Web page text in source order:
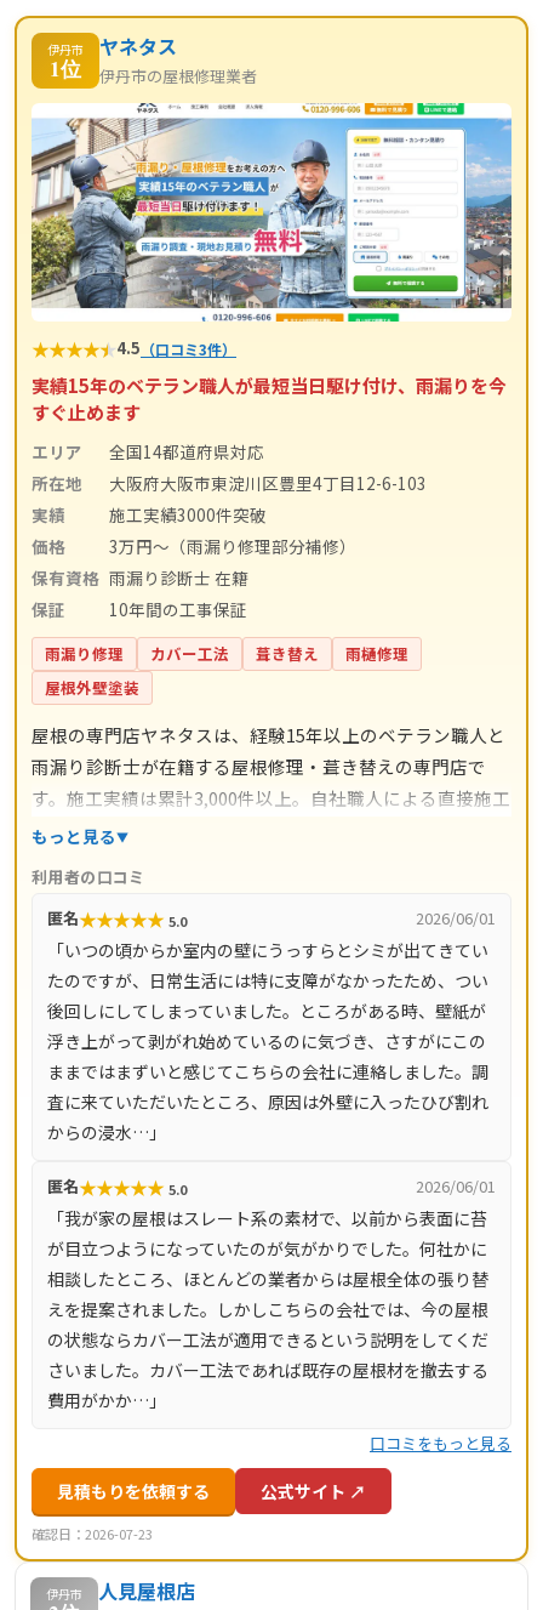
伊丹市
1位
ヤネタス
伊丹市の屋根修理業者
★★★★★4.5 （口コミ3件）
実績15年のベテラン職人が最短当日駆け付け、雨漏りを今
すぐ止めます
エリア
全国14都道府県対応
所在地
大阪府大阪市東淀川区豊里4丁目12-6-103
実績
施工実績3000件突破
価格
3万円〜（雨漏り修理部分補修）
保有資格 雨漏り診断士 在籍
保証
10年間の工事保証
雨漏り修理 カバー工法 葺き替え
雨樋修理
屋根外壁塗装
屋根の専門店ヤネタスは、経験15年以上のベテラン職人と
雨漏り診断士が在籍する屋根修理・葺き替えの専門店で
す。施工実績は累計3,000件以上。自社職人による直接施工
で中間マージンを省き、瓦交換2,000円〜/枚、屋根カバー
金目安を明示しています。工事には10年間の保証が付き、
現地調査・お見積り・ドローン調査・出張費はすべて無
料。電話受付は8時〜18時、LINE・メールなら24時間相談
でき、最短即日で駆けつけます。大阪府をはじめ、兵庫
県・京都府・奈良県・滋賀県など全国14都道府県に対応し
ています。
もっと見る
利用者の口コミ
匿名★★★★★ 5.0 2026/06/01
「いつの頃からか室内の壁にうっすらとシミが出てきてい
たのですが、日常生活には特に支障がなかったため、つい
後回しにしてしまっていました。ところがある時、壁紙が
浮き上がって剥がれ始めているのに気づき、さすがにこの
ままではまずいと感じてこちらの会社に連絡しました。調
査に来ていただいたところ、原因は外壁に入ったひび割れ
からの浸水…」
匿名★★★★★ 5.0 2026/06/01
「我が家の屋根はスレート系の素材で、以前から表面に苔
が目立つようになっていたのが気がかりでした。何社かに
相談したところ、ほとんどの業者からは屋根全体の張り替
えを提案されました。しかしこちらの会社では、今の屋根
の状態ならカバー工法が適用できるという説明をしてくだ
さいました。カバー工法であれば既存の屋根材を撤去する
費用がかか…」
口コミをもっと見る
見積もりを依頼する 公式サイト ↗
確認日：2026-07-23
伊丹市 人見屋根店